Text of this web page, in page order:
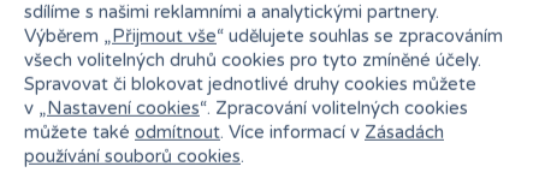
Ihned k odběru na pobočce
sdílíme s našimi reklamními a analytickými partnery.
Výběrem „Přijmout vše“ udělujete souhlas se zpracováním
všech volitelných druhů cookies pro tyto zmíněné účely.
Spravovat či blokovat jednotlivé druhy cookies můžete
v „Nastavení cookies“. Zpracování volitelných cookies
můžete také odmítnout. Více informací v Zásadách
používání souborů cookies.